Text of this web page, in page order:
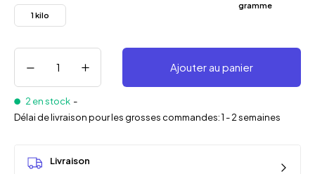
gramme
1 kilo
Ajouter au panier
2 en stock -
Délai de livraison pour les grosses commandes: 1 - 2 semaines
Livraison